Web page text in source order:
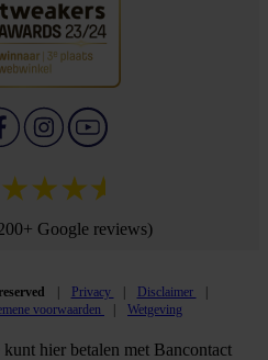
Google reviews)
Privacy
Disclaimer
voorwaarden Wetgeving